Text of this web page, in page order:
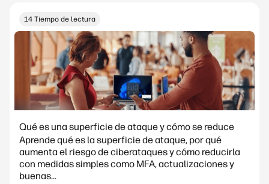
14 Tiempo de lectura
Qué es una superficie de ataque y cómo se reduce
Aprende qué es la superficie de ataque, por qué
aumenta el riesgo de ciberataques y cómo reducirla
con medidas simples como MFA, actualizaciones y
buenas...